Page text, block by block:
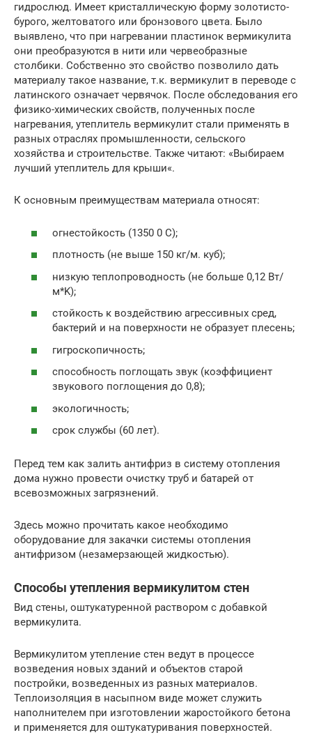
гидрослюд. Имеет кристаллическую форму золотисто-
бурого, желтоватого или бронзового цвета. Было
выявлено, что при нагревании пластинок вермикулита
они преобразуются в нити или червеобразные
столбики. Собственно это свойство позволило дать
материалу такое название, т.к. вермикулит в переводе с
латинского означает червячок. После обследования его
физико-химических свойств, полученных после
нагревания, утеплитель вермикулит стали применять в
разных отраслях промышленности, сельского
хозяйства и строительстве. Также читают: «Выбираем
лучший утеплитель для крыши«.
К основным преимуществам материала относят:
огнестойкость (1350 0 С);
плотность (не выше 150 кг/м. куб);
низкую теплопроводность (не больше 0,12 Вт/
м*K);
стойкость к воздействию агрессивных сред,
бактерий и на поверхности не образует плесень;
гигроскопичность;
способность поглощать звук (коэффициент
звукового поглощения до 0,8);
экологичность;
срок службы (60 лет).
Перед тем как залить антифриз в систему отопления
дома нужно провести очистку труб и батарей от
всевозможных загрязнений.
Здесь можно прочитать какое необходимо
оборудование для закачки системы отопления
антифризом (незамерзающей жидкостью).
Способы утепления вермикулитом стен
Вид стены, оштукатуренной раствором с добавкой
вермикулита.
Вермикулитом утепление стен ведут в процессе
возведения новых зданий и объектов старой
постройки, возведенных из разных материалов.
Теплоизоляция в насыпном виде может служить
наполнителем при изготовлении жаростойкого бетона
и применяется для оштукатуривания поверхностей.